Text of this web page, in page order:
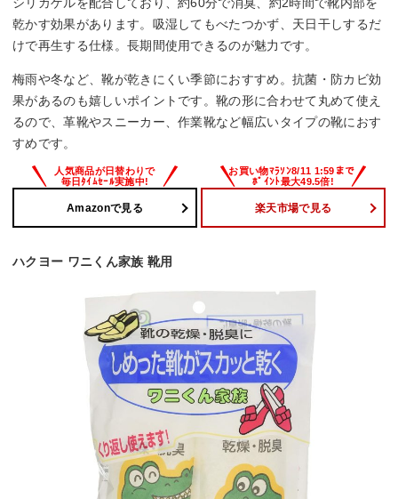
シリカゲルを配合しており、約60分で消臭、約2時間で靴内部を
乾かす効果があります。吸湿してもべたつかず、天日干しするだ
けで再生する仕様。長期間使用できるのが魅力です。
梅雨や冬など、靴が乾きにくい季節におすすめ。抗菌・防カビ効
果があるのも嬉しいポイントです。靴の形に合わせて丸めて使え
るので、革靴やスニーカー、作業靴など幅広いタイプの靴におす
すめです。
Amazonで見る 楽天市場で見る
ハクヨー ワニくん家族 靴用